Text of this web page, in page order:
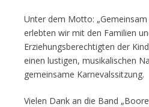
Unter dem Motto: „Gemeinsam
erlebten wir mit den Familien
Erziehungsberechtigten der
einen lustigen, musikalischen
gemeinsame Karnevalssitzung.
Vielen Dank an die Band